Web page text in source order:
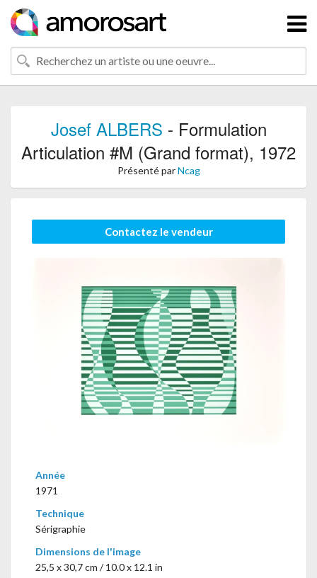
Josef ALBERS - Formulation
Articulation #M (Grand format), 1972
Présenté parNcag
Contactez le vendeur
Année
1971
Technique
Sérigraphie
Dimensions de l'image
25,5 x 30,7 cm / 10.0 x 12.1 in